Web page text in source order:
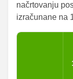
načrtovanju
izračunane na